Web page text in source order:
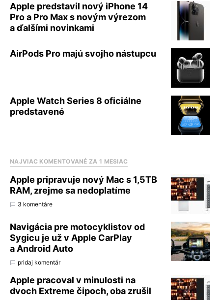
Apple predstavil nový iPhone 14
Pro a Pro Max s novým výrezom
a ďalšími novinkami
AirPods Pro majú svojho nástupcu
Apple Watch Series 8 oficiálne
predstavené
NAJVIAC KOMENTOVANÉ ZA 1 MESIAC
Apple pripravuje nový Mac s 1,5TB
RAM, zrejme sa nedoplatíme
3 komentáre
Navigácia pre motocyklistov od
Sygicu je už v Apple CarPlay
a Android Auto
pridaj komentár
Apple pracoval v minulosti na
dvoch Extreme čipoch, oba zrušil